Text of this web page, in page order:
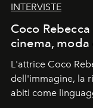
INTERVISTE
Coco
cinema,
L'attrice Coco
dell'immagine, la
abiti come